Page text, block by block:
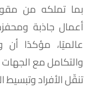
بما تملكه من
أعمال جاذبة
عالميًا، مؤكدًا أن
والتكامل مع
تنقّل الأفراد وتبسيط